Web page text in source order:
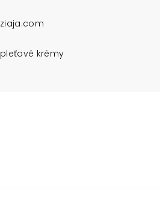
ziaja.com
pleťové krémy